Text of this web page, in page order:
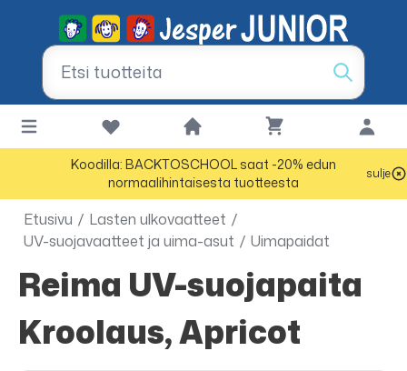
Koodilla: BACKTOSCHOOL saat -20% edun
normaalihintaisesta tuotteesta
sulje
Etusivu / Lasten ulkovaatteet /
UV-suojavaatteet ja uima-asut / Uimapaidat
Reima UV-suojapaita
Kroolaus, Apricot